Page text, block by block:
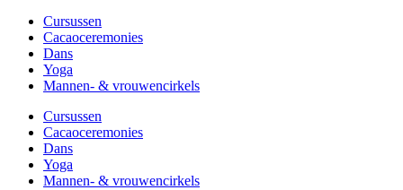
Cursussen
Cacaoceremonies
Dans
Yoga
Mannen- & vrouwencirkels
Cursussen
Cacaoceremonies
Dans
Yoga
Mannen- & vrouwencirkels